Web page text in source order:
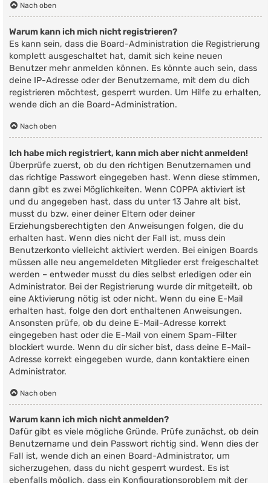
Nach oben
Warum kann ich mich nicht registrieren?
Es kann sein, dass die Board-Administration die Registrierung
komplett ausgeschaltet hat, damit sich keine neuen
Benutzer mehr anmelden können. Es könnte auch sein, dass
deine IP-Adresse oder der Benutzername, mit dem du dich
registrieren möchtest, gesperrt wurden. Um Hilfe zu erhalten,
wende dich an die Board-Administration.
Nach oben
Ich habe mich registriert, kann mich aber nicht anmelden!
Überprüfe zuerst, ob du den richtigen Benutzernamen und
das richtige Passwort eingegeben hast. Wenn diese stimmen,
dann gibt es zwei Möglichkeiten. Wenn COPPA aktiviert ist
und du angegeben hast, dass du unter 13 Jahre alt bist,
musst du bzw. einer deiner Eltern oder deiner
Erziehungsberechtigten den Anweisungen folgen, die du
erhalten hast. Wenn dies nicht der Fall ist, muss dein
Benutzerkonto vielleicht aktiviert werden. Bei einigen Boards
müssen alle neu angemeldeten Mitglieder erst freigeschaltet
werden – entweder musst du dies selbst erledigen oder ein
Administrator. Bei der Registrierung wurde dir mitgeteilt, ob
eine Aktivierung nötig ist oder nicht. Wenn du eine E-Mail
erhalten hast, folge den dort enthaltenen Anweisungen.
Ansonsten prüfe, ob du deine E-Mail-Adresse korrekt
eingegeben hast oder die E-Mail von einem Spam-Filter
blockiert wurde. Wenn du dir sicher bist, dass deine E-Mail-
Adresse korrekt eingegeben wurde, dann kontaktiere einen
Administrator.
Nach oben
Warum kann ich mich nicht anmelden?
Dafür gibt es viele mögliche Gründe. Prüfe zunächst, ob dein
Benutzername und dein Passwort richtig sind. Wenn dies der
Fall ist, wende dich an einen Board-Administrator, um
sicherzugehen, dass du nicht gesperrt wurdest. Es ist
ebenfalls möglich, dass ein Konfigurationsproblem mit der